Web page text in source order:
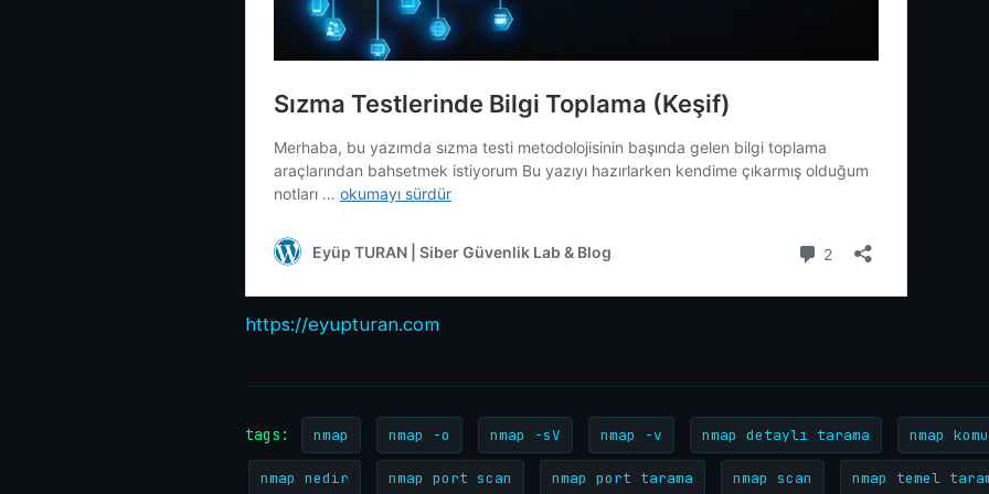
https://eyupturan.com
tags: nmap nmap -o nmap -sV nmap -v nmap detaylı tarama nmap
nmap nedir nmap port scan nmap port tarama nmap scan nmap temel